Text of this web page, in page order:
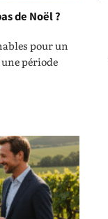
de Noël ?
pour un
période